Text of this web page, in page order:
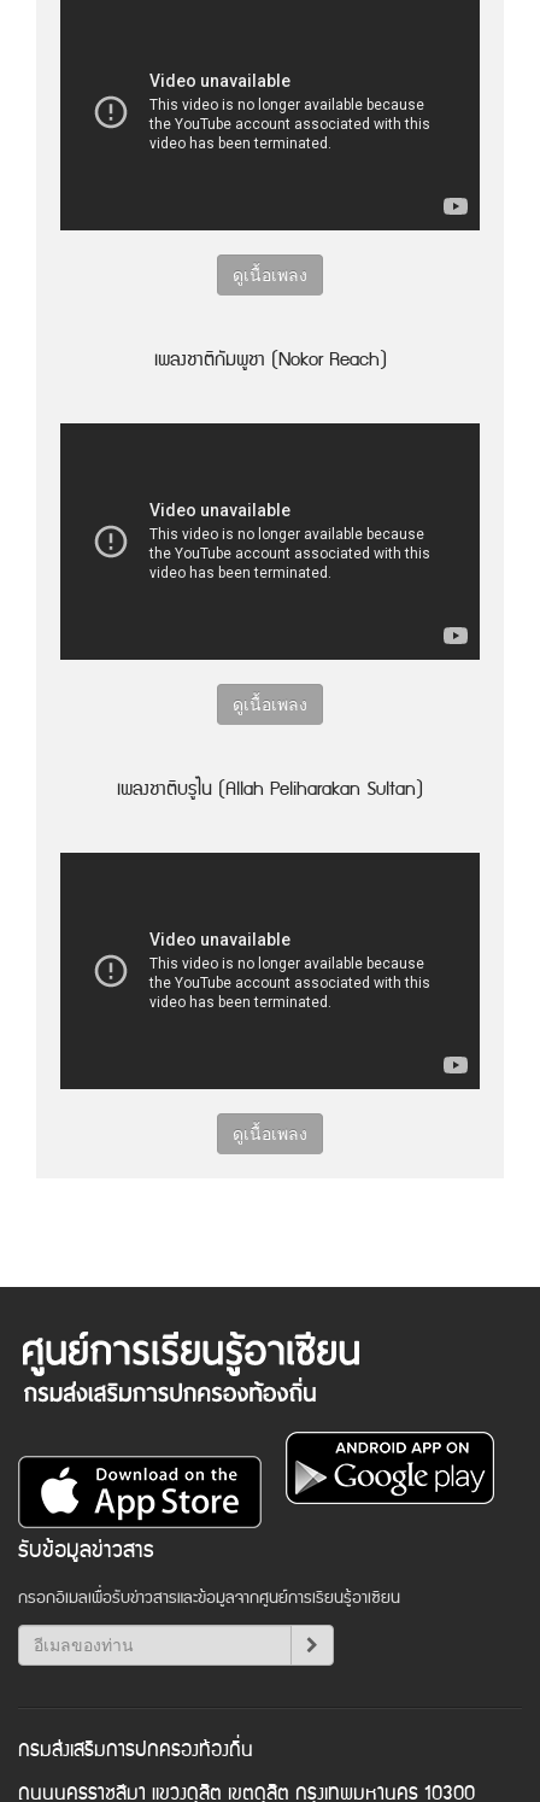
ดูเนื้อเพลง
เพลงชาติกัมพูชา (Nokor Reach)
ดูเนื้อเพลง
เพลงชาติบรูไน (Allah Peliharakan Sultan)
ดูเนื้อเพลง
รับข้อมูลข่าวสาร
กรอกอีเมลเพื่อรับข่าวสารและข้อมูลจากศูนย์การเรียนรู้อาเซียน
กรมส่งเสริมการปกครองท้องถิ่น
ถนนนครราชสีมา แขวงดุสิต เขตดุสิต กรุงเทพมหานคร 10300